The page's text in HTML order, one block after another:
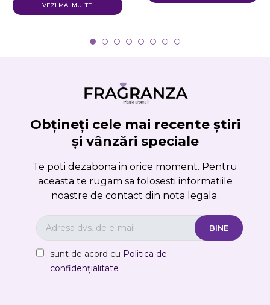
VEZI MAI MULTE
Obțineți cele mai recente știri
și vânzări speciale
Te poti dezabona in orice moment. Pentru
aceasta te rugam sa folosesti informatiile
noastre de contact din nota legala.
sunt de acord cu Politica de
confidențialitate